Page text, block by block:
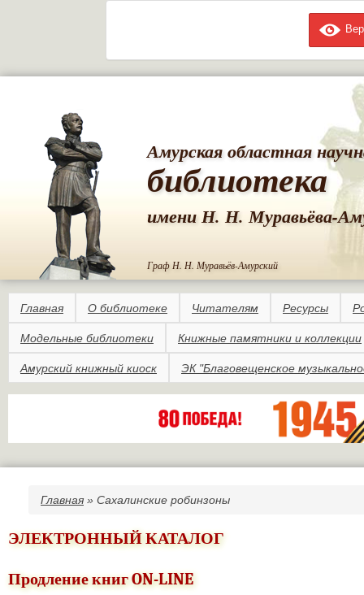
Амурская областная
библиотека
имени Н. Н. Муравьёва-
Граф Н. Н. Муравьёв-Амурский
Главная О библиотеке Читателям Ресурсы
Модельные библиотеки Книжные памятники и коллекции
Амурский книжный киоск ЭК "Благовещенское
Вы здесь
Главная » Сахалинские робинзоны
ЭЛЕКТРОННЫЙ КАТАЛОГ
Продление книг ON-LINE